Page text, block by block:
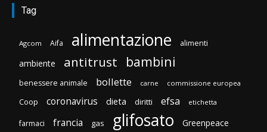
Tag
Agcom Aifa alimentazione alimenti
ambiente antitrust bambini
benessere animale bollette carne commissione europea
Coop coronavirus dieta diritti efsa etichetta
farmaci francia gas glifosato Greenpeace